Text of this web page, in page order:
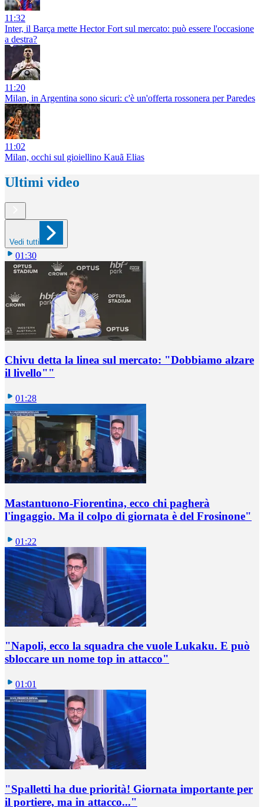
11:32
Inter, il Barça mette Hector Fort sul mercato: può essere l'occasione
a destra?
11:20
Milan, in Argentina sono sicuri: c'è un'offerta rossonera per Paredes
11:02
Milan, occhi sul gioiellino Kauã Elias
Ultimi video
Vedi tutti
01:30
Chivu detta la linea sul mercato: "Dobbiamo alzare
il livello""
01:28
Mastantuono-Fiorentina, ecco chi pagherà
l'ingaggio. Ma il colpo di giornata è del Frosinone"
01:22
"Napoli, ecco la squadra che vuole Lukaku. E può
sbloccare un nome top in attacco"
01:01
"Spalletti ha due priorità! Giornata importante per
il portiere, ma in attacco..."